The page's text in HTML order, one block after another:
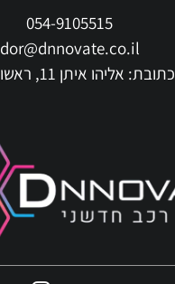
054-9105515
dor@dnnovate.co.il
כתובת: אליהו איתן 11, ראשון לציון